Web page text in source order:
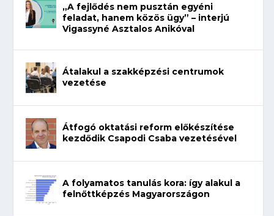
„A fejlődés nem pusztán egyéni
feladat, hanem közös ügy” – interjú
Vigassyné Asztalos Anikóval
Átalakul a szakképzési centrumok
vezetése
Átfogó oktatási reform előkészítése
kezdődik Csapodi Csaba vezetésével
A folyamatos tanulás kora: így alakul a
felnőttképzés Magyarországon